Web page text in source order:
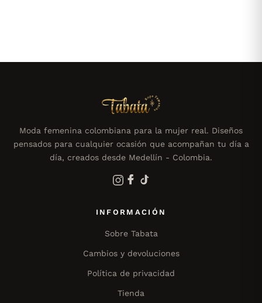
Moda femenina colombiana para la mujer real. Diseños
pensados para cualquier ocasión que acompañan tu día a
día, creados desde Medellín - Colombia.
INFORMACIÓN
Sobre Tabata
Cambios y devoluciones
Política de privacidad
Tienda